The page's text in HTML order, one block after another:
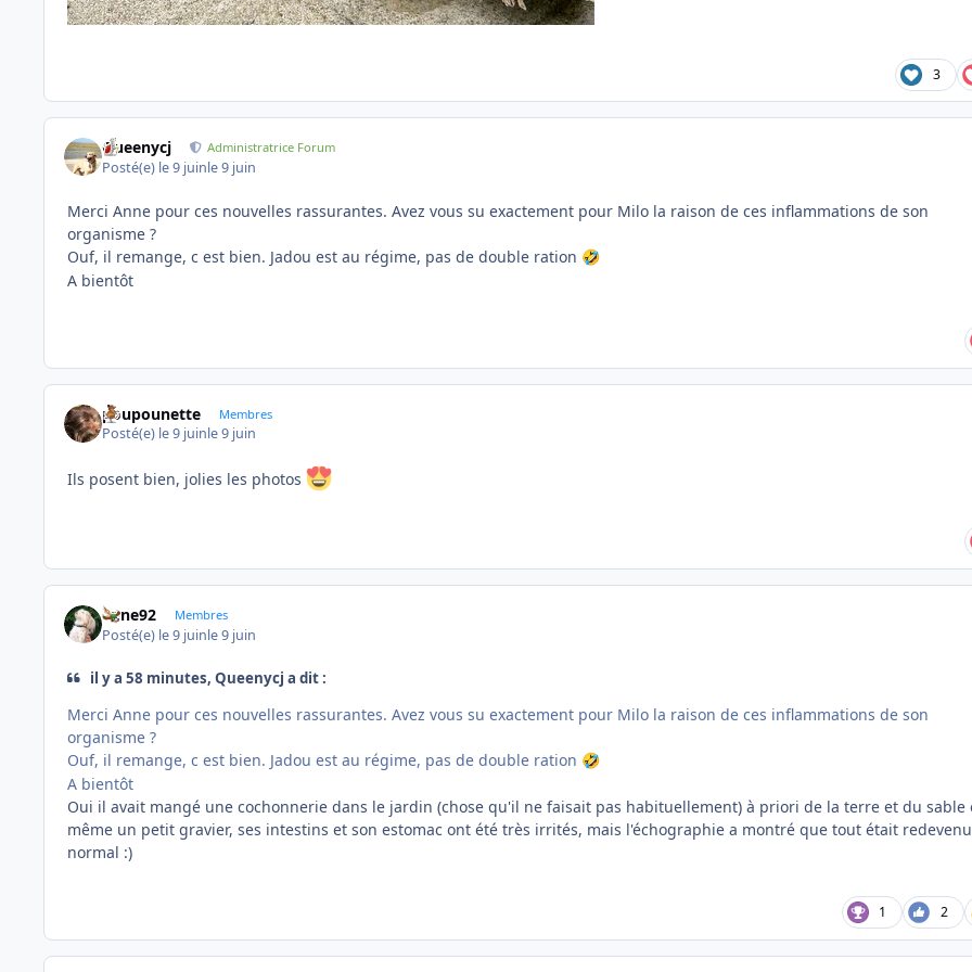
3
Queenycj Administratrice Forum
Posté(e) le 9 juinle 9 juin
Merci Anne pour ces nouvelles rassurantes. Avez vous su exactement pour Milo la raison de ces inflammations de son
organisme ?
Ouf, il remange, c est bien. Jadou est au régime, pas de double ration 🤣
A bientôt
poupounette Membres
Posté(e) le 9 juinle 9 juin
Ils posent bien, jolies les photos
anne92 Membres
Posté(e) le 9 juinle 9 juin
il y a 58 minutes, Queenycj a dit :
Merci Anne pour ces nouvelles rassurantes. Avez vous su exactement pour Milo la raison de ces inflammations de son
organisme ?
Ouf, il remange, c est bien. Jadou est au régime, pas de double ration 🤣
A bientôt
Oui il avait mangé une cochonnerie dans le jardin (chose qu'il ne faisait pas habituellement) à priori de la terre et du sable
même un petit gravier, ses intestins et son estomac ont été très irrités, mais l'échographie a montré que tout était redevenu
normal :)
1 2